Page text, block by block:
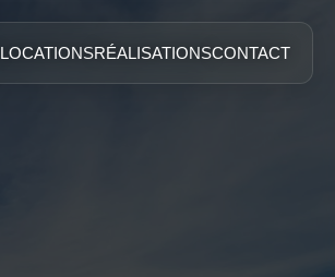
LOCATIONSRÉALISATIONSCONTACT